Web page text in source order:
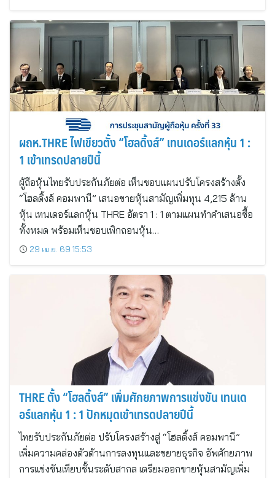
ผถห.THRE ไฟเขียวตั้ง “โฮลดิ้งส์” เทนเดอร์แลกหุ้น 1 :
1 เข้าเทรดปลายปีนี้
ผู้ถือหุ้นไทยรับประกันภัยต่อ เห็นชอบแผนปรับโครงสร้างตั้ง
“โฮลดิ้งส์ คอมพานี” เสนอขายหุ้นสามัญเพิ่มทุน 4,215 ล้าน
หุ้น เทนเดอร์แลกหุ้น THRE อัตรา 1 : 1 ตามแผนทำคำเสนอซื้อ
ทั้งหมด พร้อมเห็นชอบเพิกถอนหุ้น…
29 เม.ย. 69 15:53
THRE ตั้ง “โฮลดิ้งส์” เพิ่มศักยภาพการแข่งขัน เทนเด
อร์แลกหุ้น 1 : 1 ปักหมุดเข้าเทรดปลายปีนี้
ไทยรับประกันภัยต่อ ปรับโครงสร้างสู่ “โฮลดิ้งส์ คอมพานี”
เพิ่มความคล่องตัวด้านการลงทุนและขยายธุรกิจ อัพศักยภาพ
การแข่งขันเทียบชั้นระดับสากล เตรียมออกขายหุ้นสามัญเพิ่ม